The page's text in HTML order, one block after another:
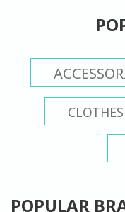
CLOTHES
POPULAR